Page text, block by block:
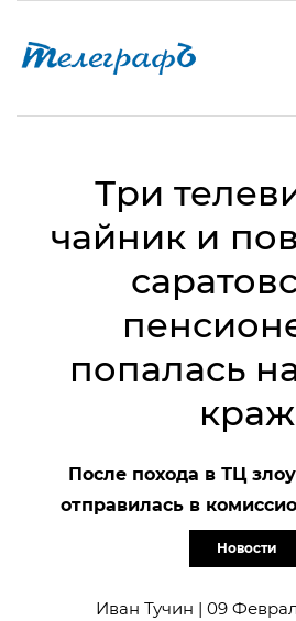
Три
чайник и
попалась
краж
После похода в ТЦ
отправилась в
Новости
Иван Тучин | 09